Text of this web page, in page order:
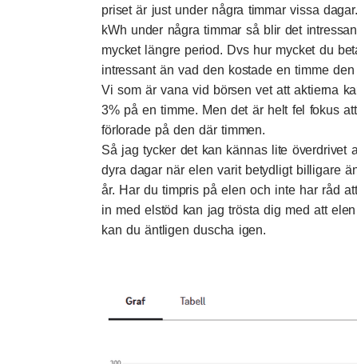
priset är just under några timmar vissa
kWh under några timmar så blir det
mycket längre period. Dvs hur mycket du
intressant än vad den kostade en timme den
Vi som är vana vid börsen vet att aktierna
3% på en timme. Men det är helt fel fokus
förlorade på den där timmen.
Så jag tycker det kan kännas lite överdrivet
dyra dagar när elen varit betydligt billigare
år. Har du timpris på elen och inte har råd
in med elstöd kan jag trösta dig med att
kan du äntligen duscha igen.